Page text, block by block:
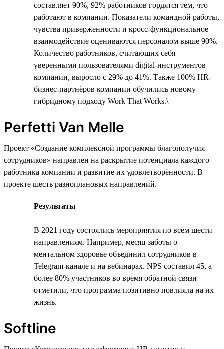
составляет 90%, 92% работников гордятся тем, что
работают в компании. Показатели командной работы,
чувства приверженности и кросс-функциональное
взаимодействие оцениваются персоналом выше 90%.
Количество работников, считающих себя
уверенными пользователями digital-инструментов
компании, выросло с 29% до 41%. Также 100% HR-
бизнес-партнёров компании обучились новому
гибридному подходу Work That Works.\
Perfetti Van Melle
Проект «Создание комплексной программы благополучия
сотрудников» направлен на раскрытие потенциала каждого
работника компании и развитие их удовлетворённости. В
проекте шесть разноплановых направлений.
Результаты
В 2021 году состоялись мероприятия по всем шести
направлениям. Например, месяц заботы о
ментальном здоровье объединил сотрудников в
Telegram-канале и на вебинарах. NPS составил 45, а
более 80% участников во время обратной связи
отметили, что программа позитивно повлияла на их
жизнь.
Softline